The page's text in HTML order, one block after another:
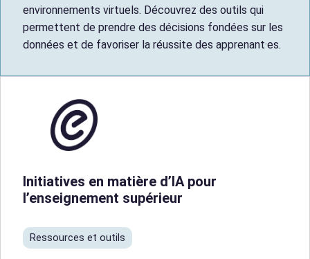
environnements virtuels. Découvrez des outils qui
permettent de prendre des décisions fondées sur les
données et de favoriser la réussite des apprenant·es.
Initiatives en matière d’IA pour
l’enseignement supérieur
Ressources et outils